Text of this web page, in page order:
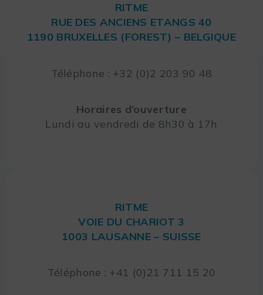
RITME
RUE DES ANCIENS ETANGS 40
1190 BRUXELLES (FOREST) – BELGIQUE
Téléphone : +32 (0)2 203 90 48
Horaires d’ouverture
Lundi au vendredi de 8h30 à 17h
RITME
VOIE DU CHARIOT 3
1003 LAUSANNE – SUISSE
Téléphone : +41 (0)21 711 15 20